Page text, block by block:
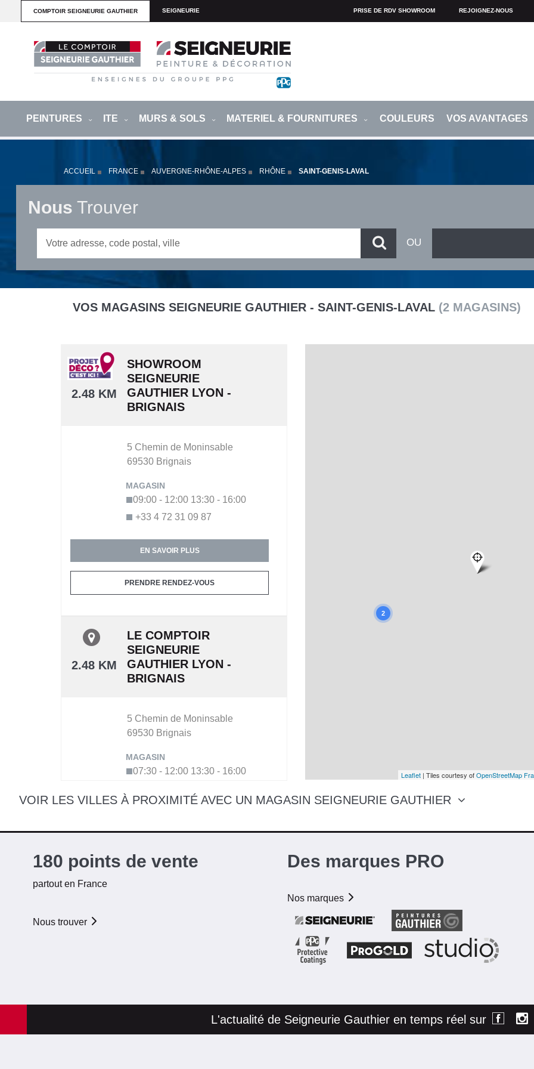
COMPTOIR SEIGNEURIE GAUTHIER SEIGNEURIE PRISE DE RDV SHOWROOM REJOIGNEZ-NOUS
PEINTURES ITE MURS & SOLS MATERIEL & FOURNITURES COULEURS VOS AVANTAGES
ACCUEIL FRANCE AUVERGNE-RHÔNE-ALPES RHÔNE SAINT-GENIS-LAVAL
Nous Trouver
VOS MAGASINS SEIGNEURIE GAUTHIER - SAINT-GENIS-LAVAL (2 MAGASINS)
2.48 KM
SHOWROOM
SEIGNEURIE
GAUTHIER LYON -
BRIGNAIS
5 Chemin de Moninsable
69530 Brignais
+33 4 72 31 09 87
09:00 - 12:00 13:30 - 16:00
EN SAVOIR PLUS
PRENDRE RENDEZ-VOUS
2.48 KM
LE COMPTOIR
SEIGNEURIE
GAUTHIER LYON -
BRIGNAIS
5 Chemin de Moninsable
69530 Brignais
07:30 - 12:00 13:30 - 16:00
2
Leaflet | Tiles courtesy ofOpenStreetMap
VOIR LES VILLES À PROXIMITÉ AVEC UN MAGASIN SEIGNEURIE GAUTHIER
180 points de vente
partout en France
Nous trouver
Des marques PRO
Nos marques
L'actualité de Seigneurie Gauthier en temps réel sur